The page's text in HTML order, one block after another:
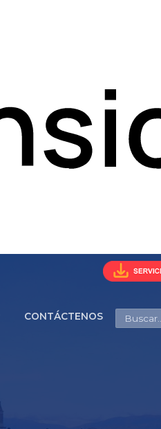
CONTÁCTENOS Buscar